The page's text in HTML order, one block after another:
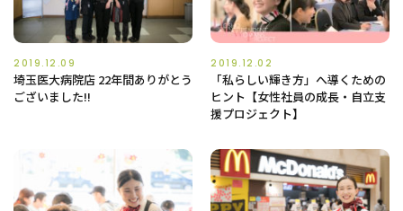
2019.12.09
埼玉医大病院店 22年間ありがとう
ございました!!
2019.12.02
「私らしい輝き方」へ導くための
ヒント【女性社員の成長・自立支
援プロジェクト】